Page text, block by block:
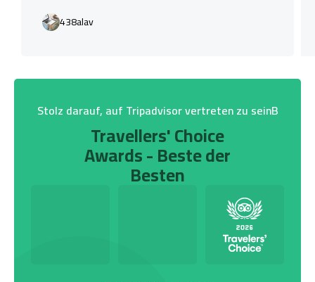
438alav
Stolz darauf, auf Tripadvisor vertreten zu seinB
Travellers' Choice
Awards - Beste der
Besten